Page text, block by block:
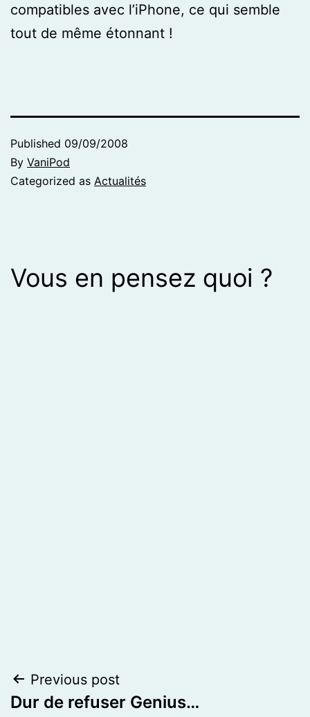
compatibles avec l’iPhone, ce qui semble
tout de même étonnant !
Published 09/09/2008
By VaniPod
Categorized as Actualités
Vous en pensez quoi ?
Post
Previous post
Dur de refuser Genius…